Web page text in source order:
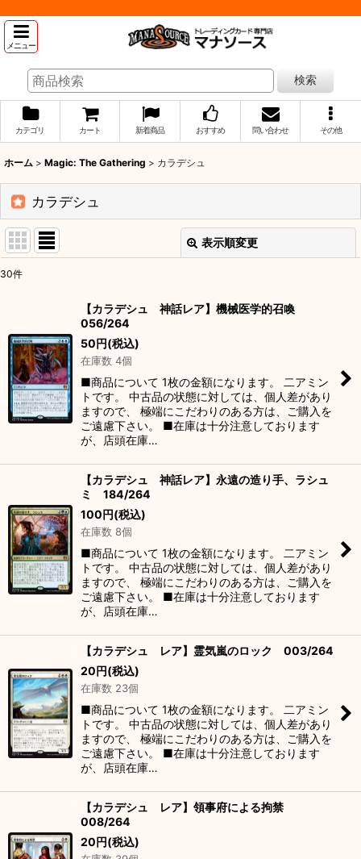
メニュー
検索
カテゴリ カート 新着商品 おすすめ 問い合わせ その他
ホーム > Magic: The Gathering > カラデシュ
カラデシュ
表示順変更
並び順:
絞り込む
30件
【カラデシュ 神話レア】機械医学的召喚
056/264
50円(税込)
在庫数 4個
■商品について 1枚の金額になります。 二アミン
トです。 中古品の状態に対しては、個人差があり
ますので、 極端にこだわりのある方は、ご購入を
ご遠慮下さい。 ■在庫は十分注意しております
が、店頭在庫…
【カラデシュ 神話レア】永遠の造り手、ラシュ
ミ 184/264
100円(税込)
在庫数 8個
■商品について 1枚の金額になります。 二アミン
トです。 中古品の状態に対しては、個人差があり
ますので、 極端にこだわりのある方は、ご購入を
ご遠慮下さい。 ■在庫は十分注意しております
が、店頭在庫…
【カラデシュ レア】霊気嵐のロック 003/264
20円(税込)
在庫数 23個
■商品について 1枚の金額になります。 二アミン
トです。 中古品の状態に対しては、個人差があり
ますので、 極端にこだわりのある方は、ご購入を
ご遠慮下さい。 ■在庫は十分注意しております
が、店頭在庫…
【カラデシュ レア】領事府による拘禁
008/264
20円(税込)